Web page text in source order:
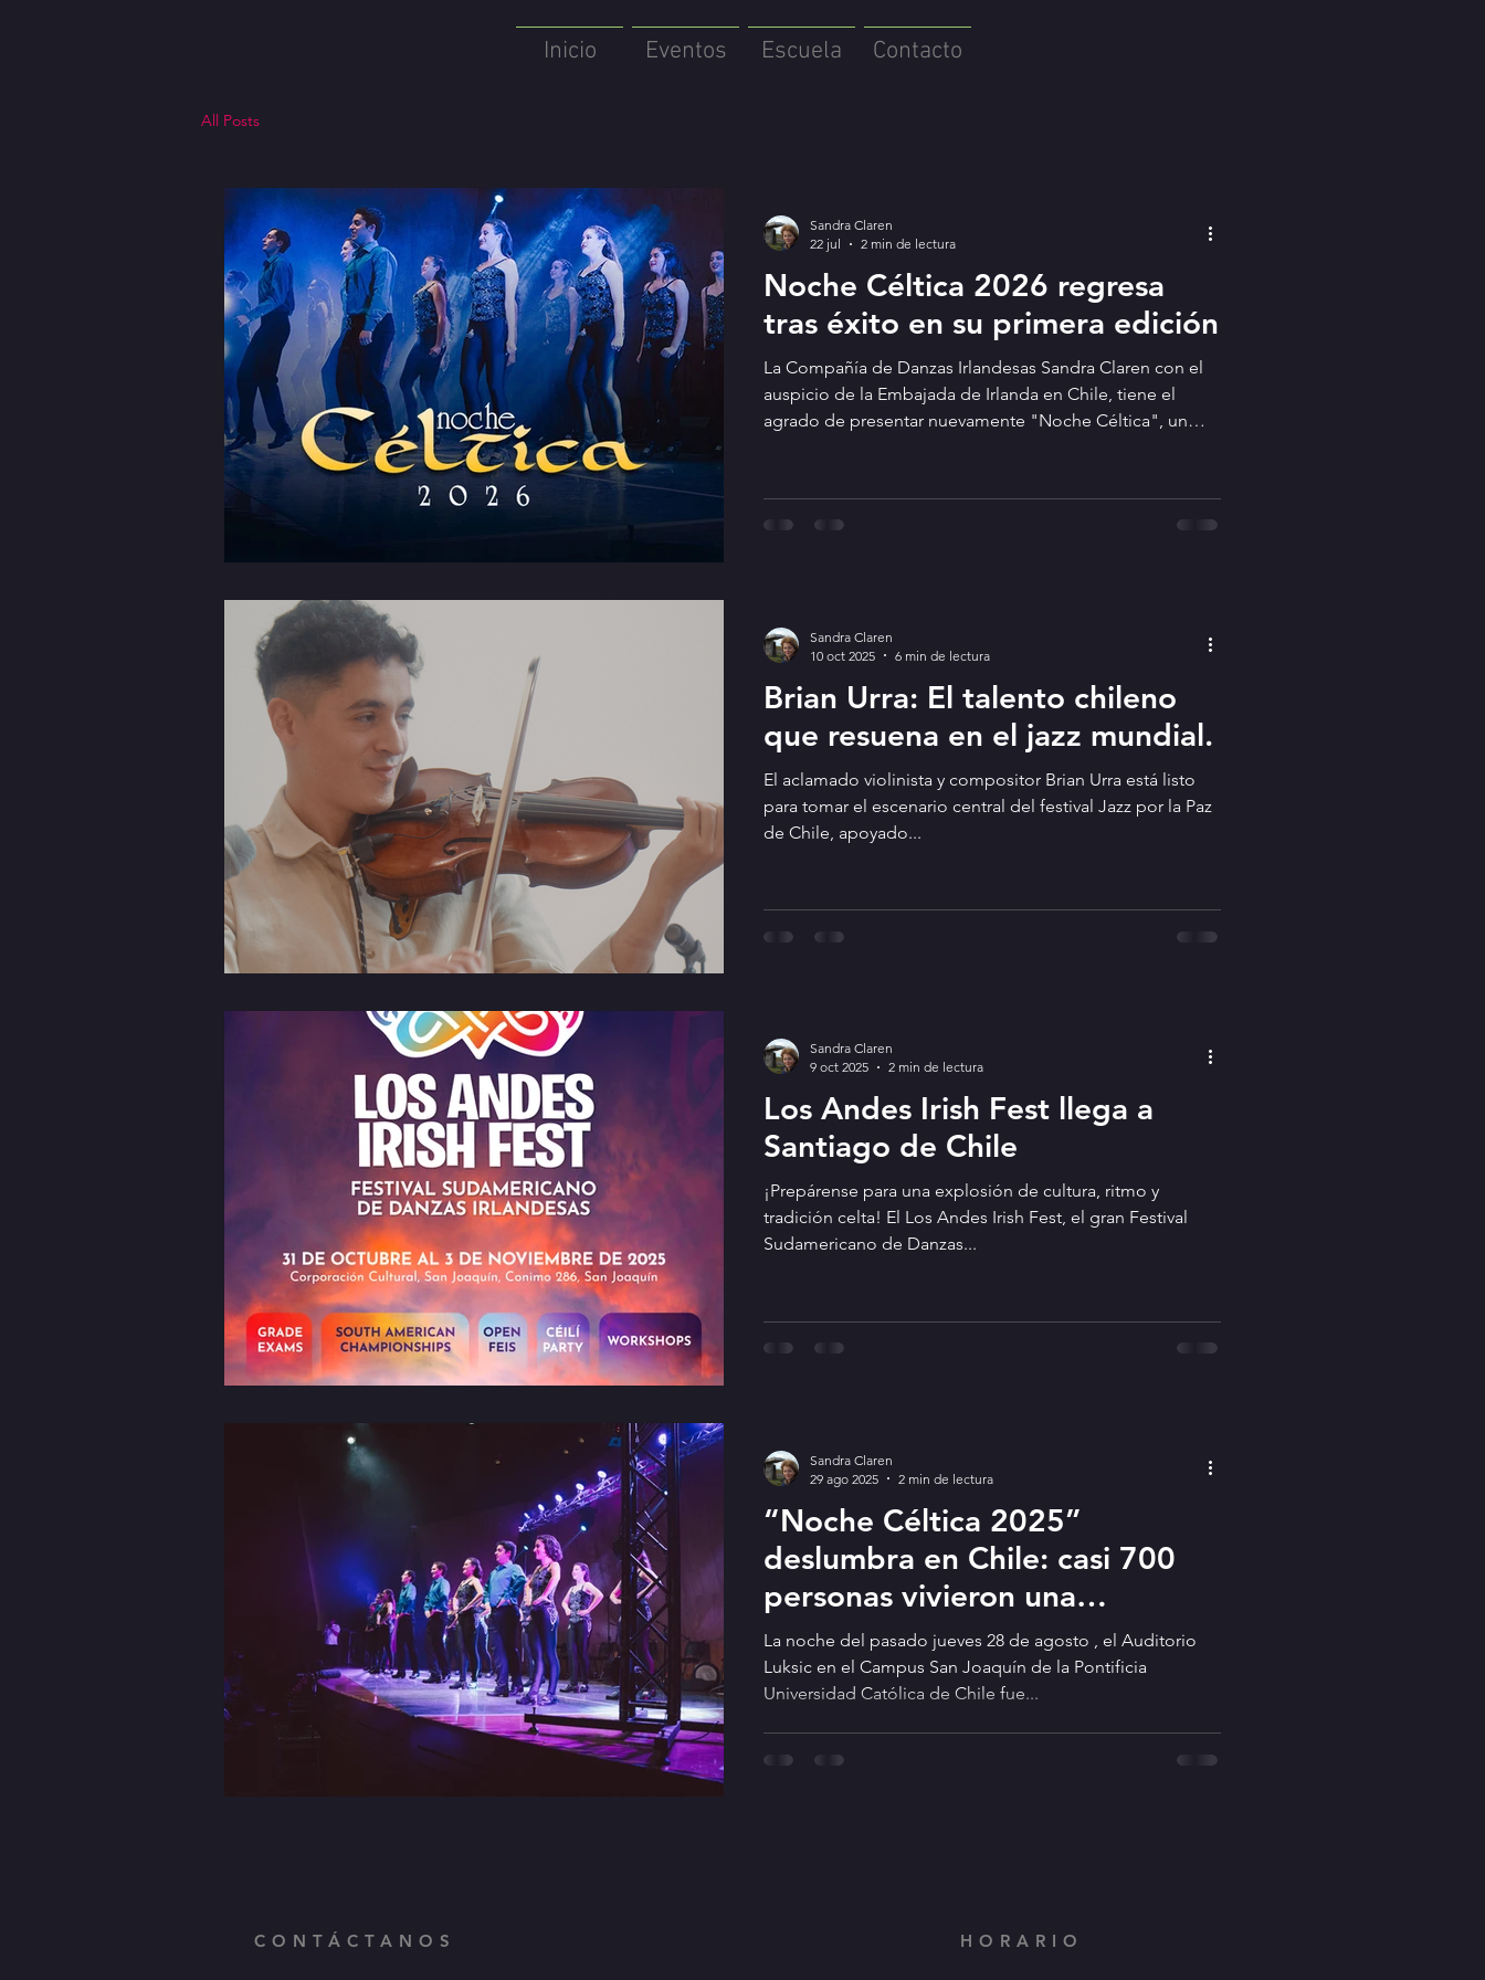
Inicio Eventos Escuela Contacto
All Posts
Noche Céltica 2026 regresa
tras éxito en su primera edición
La Compañía de Danzas Irlandesas Sandra Claren con el
auspicio de la Embajada de Irlanda en Chile, tiene el
agrado de presentar nuevamente "Noche Céltica", un
la magia, la energía y la emoción de las tradiciones de
Irlanda. Bajo la dirección y puesta en escena general de
Sandra Claren
22 jul
2 min de lectura
Brian Urra: El talento chileno
que resuena en el jazz mundial.
El aclamado violinista y compositor Brian Urra está listo
para tomar el escenario central del festival Jazz por la Paz
de Chile, apoyado...
Sandra Claren
10 oct 2025
6 min de lectura
Los Andes Irish Fest llega a
Santiago de Chile
¡Prepárense para una explosión de cultura, ritmo y
tradición celta! El Los Andes Irish Fest, el gran Festival
Sudamericano de Danzas...
Sandra Claren
9 oct 2025
2 min de lectura
“Noche Céltica 2025”
deslumbra en Chile: casi 700
personas vivieron una
experiencia mágica
La noche del pasado jueves 28 de agosto , el Auditorio
Luksic en el Campus San Joaquín de la Pontificia
Universidad Católica de Chile fue...
Sandra Claren
29 ago 2025
2 min de lectura
CONTÁCTANOS HORARIO